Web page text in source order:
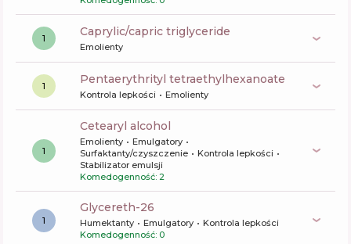
1 caprylic/capric triglyceride
Emolienty
1 pentaerythrityl tetraethylhexanoate
Kontrola lepkości Emolienty
1
cetearyl alcohol
Emolienty
Emulgatory
Surfaktanty/czyszczenie
Kontrola lepkości
Stabilizator emulsji
Komedogenność: 2
1
glycereth-26
Humektanty Emulgatory
Kontrola lepkości
Komedogenność: 0